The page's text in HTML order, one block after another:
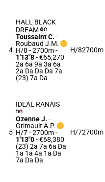
4
HALL BLACK
DREAM
Toussaint C. -
Roubaud J.M.
H/8 - 2700m-
1'13"8- €65,270
2a 6a 9a 3a 6a
2a Da Da Da 7a
(23) 7a Da
H/82700m
5
IDEAL RANAIS
Ozenne J. -
Grimault A.P.
H/7 - 2700m-
1'13"0- €68,380
(23) 2a 7a 6a Da
1a 1a 4a 1a Da
7a Da Da
H/72700m